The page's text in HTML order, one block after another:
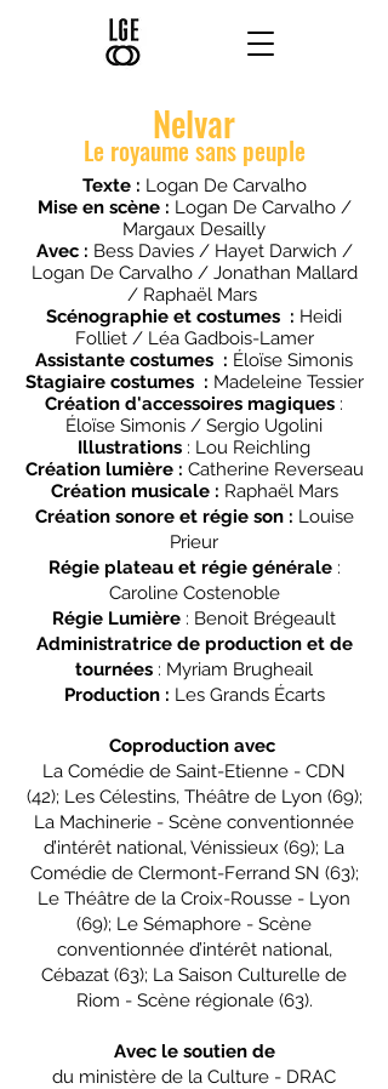
Nelvar
Le royaume sans peuple
Texte : Logan De Carvalho
Mise en scène : Logan De Carvalho /
Margaux Desailly
Avec : Bess Davies / Hayet Darwich /
Logan De Carvalho / Jonathan Mallard
/ Raphaël Mars
Scénographie et costumes : Heidi
Folliet / Léa Gadbois-Lamer
Assistante costumes : Éloïse Simonis
Stagiairecostumes : Madeleine Tessier
Création d'accessoires magiques :
Éloïse Simonis / Sergio Ugolini
Illustrations : Lou Reichling
Création lumière : Catherine Reverseau
Création musicale : Raphaël Mars
Création sonore et régie son : Louise
Prieur
Régie plateau et régie générale:
Caroline Costenoble
Régie Lumière : Benoit Brégeault
Administratrice de production et de
tournées : Myriam Brugheail
Production : Les Grands Écarts
Coproduction avec
La Comédie de Saint-Etienne - CDN
(42); Les Célestins, Théâtre de Lyon (69);
La Machinerie - Scène conventionnée
d’intérêt national, Vénissieux (69); La
Comédie de Clermont-Ferrand SN (63);
Le Théâtre de la Croix-Rousse - Lyon
(69); Le Sémaphore - Scène
conventionnée d’intérêt national,
Cébazat (63); La Saison Culturelle de
Riom - Scène régionale (63).
Avec le soutien de
du ministère de la Culture - DRAC